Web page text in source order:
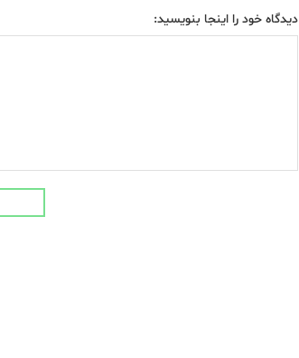
دیدگاه خود را اینجا بنویسید: